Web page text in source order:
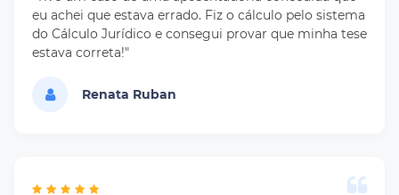
eu achei que estava errado. Fiz o cálculo pelo sistema
do Cálculo Jurídico e consegui provar que minha tese
estava correta!"
Renata Ruban